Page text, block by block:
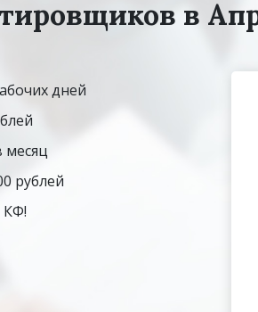
в
дней
месяц
рублей
КФ!